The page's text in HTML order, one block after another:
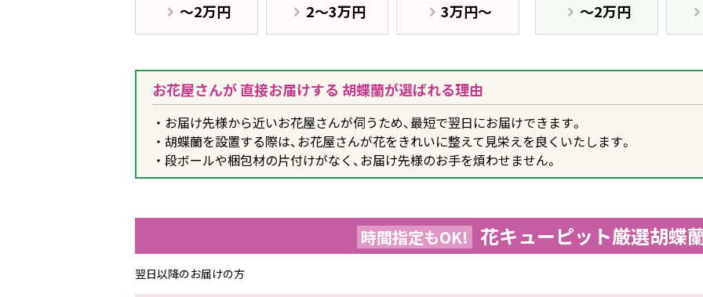
〜2万円 2〜3万円 3万円〜 〜2万円
お花屋さんが 直接お届けする 胡蝶蘭が選ばれる理由
お届け先様から近いお花屋さんが伺うため、最短で翌日にお届けできます。
胡蝶蘭を設置する際は、お花屋さんが花をきれいに整えて見栄えを良くいたします。
段ボールや梱包材の片付けがなく、お届け先様のお手を煩わせません。
時間指定もOK! 花キューピット厳選胡蝶
翌日以降のお届けの方